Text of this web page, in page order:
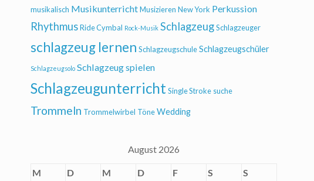
musikalisch MusikunterrichtMusizieren New York Perkussion
RhythmusRide Cymbal Rock-Musik SchlagzeugSchlagzeuger
schlagzeug lernen SchlagzeugschuleSchlagzeugschüler
Schlagzeugsolo Schlagzeug spielen
SchlagzeugunterrichtSingle Stroke suche
Trommeln Trommelwirbel TöneWedding
August 2026
M D M D F S S